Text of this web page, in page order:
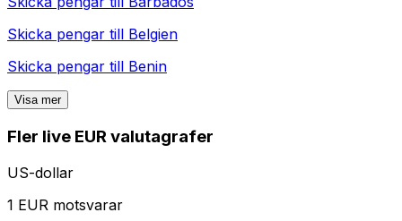
Skicka pengar till Belgien
Skicka pengar till Benin
Visa mer
Fler live EUR valutagrafer
US-dollar
1 EUR motsvarar